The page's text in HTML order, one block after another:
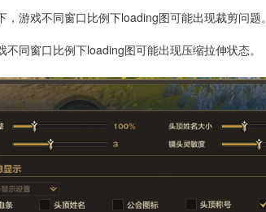
游戏不同窗口比例下loading图可能出现裁剪问题。
同窗口比例下loading图可能出现压缩拉伸状态。